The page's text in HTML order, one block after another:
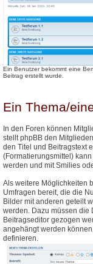
Ein Benutzer bekommt eine
Beitrag erstellt wurde.
Ein Thema/
In den Foren können
stellt phpBB den
den Titel und Beitragstext
(Formatierungsmittel)
werden und mit Smilies
Als weitere Möglichkeiten
Umfragen bereit, die die
Bilder mit anderen geteilt
werden. Dazu müssen die
Beitragseditor gezogen
angehängt werden
definieren.